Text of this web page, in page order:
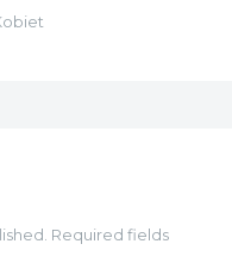
Required fields